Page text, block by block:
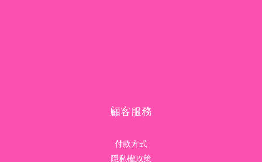
顧客服務
付款方式
隱私權政策